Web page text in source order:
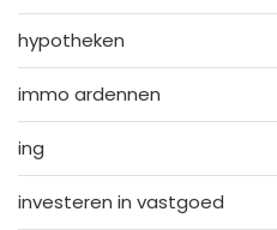
hypotheken
immo ardennen
ing
investeren in vastgoed